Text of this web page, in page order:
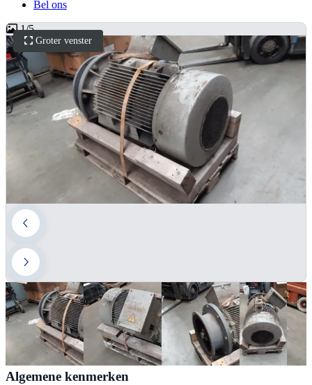
Bel ons
Groter venster
1/5
Algemene kenmerken